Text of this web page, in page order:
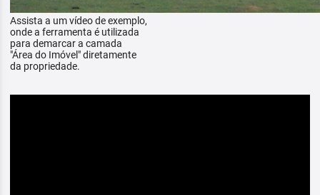
Assista a um vídeo de exemplo,
onde a ferramenta é utilizada
para demarcar a camada
"Área do Imóvel" diretamente
da propriedade.